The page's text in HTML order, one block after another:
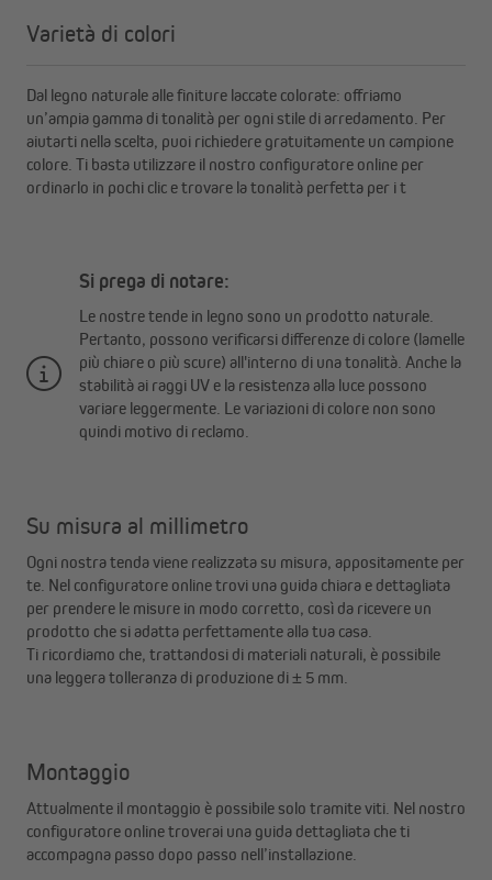
Varietà di colori
Dal legno naturale alle finiture laccate colorate: offriamo
un’ampia gamma di tonalità per ogni stile di arredamento. Per
aiutarti nella scelta, puoi richiedere gratuitamente un campione
colore. Ti basta utilizzare il nostro configuratore online per
ordinarlo in pochi clic e trovare la tonalità perfetta per i t
Si prega di notare:
Le nostre tende in legno sono un prodotto naturale.
Pertanto, possono verificarsi differenze di colore (lamelle
più chiare o più scure) all'interno di una tonalità. Anche la
stabilità ai raggi UV e la resistenza alla luce possono
variare leggermente. Le variazioni di colore non sono
quindi motivo di reclamo.
Su misura al millimetro
Ogni nostra tenda viene realizzata su misura, appositamente per
te. Nel configuratore online trovi una guida chiara e dettagliata
per prendere le misure in modo corretto, così da ricevere un
prodotto che si adatta perfettamente alla tua casa.
Ti ricordiamo che, trattandosi di materiali naturali, è possibile
una leggera tolleranza di produzione di ± 5 mm.
Montaggio
Attualmente il montaggio è possibile solo tramite viti. Nel nostro
configuratore online troverai una guida dettagliata che ti
accompagna passo dopo passo nell’installazione.